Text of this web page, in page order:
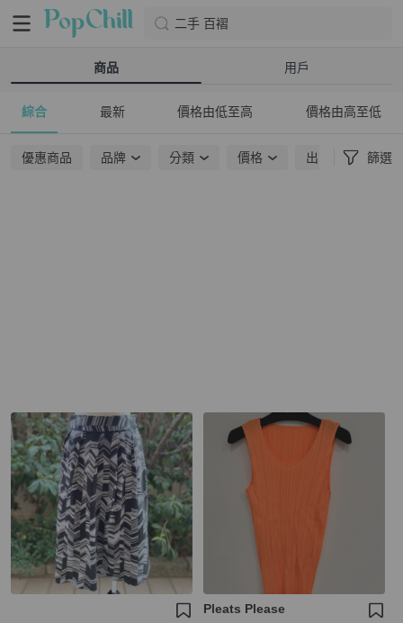
二手 百褶
商品 用戶
綜合 最新 價格由低至高 價格由高至低
優惠商品 品牌 分類 價格 出貨地點 篩選
Pleats Please